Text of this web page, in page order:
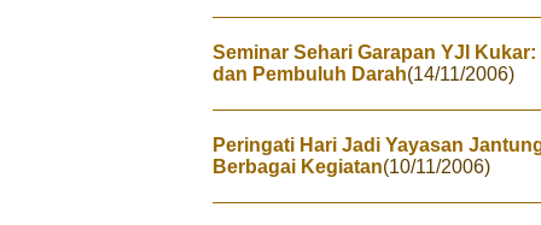
Seminar Sehari Garapan YJI
dan Pembuluh Darah(14/11/2006)
Peringati Hari Jadi Yayasan
Berbagai Kegiatan(10/11/2006)